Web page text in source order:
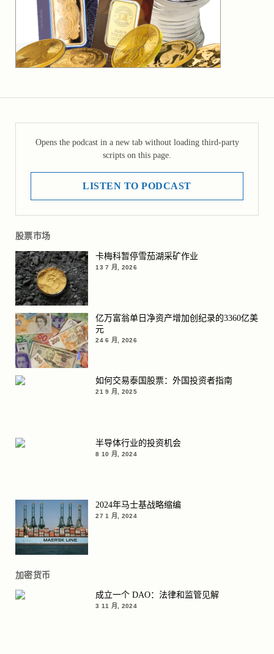
Opens the podcast in a new tab without loading third-party
scripts on this page.
LISTEN TO PODCAST
股票市场
卡梅科暂停雪茄湖采矿作业
13 7 月, 2026
亿万富翁单日净资产增加创纪录的3360亿美
元
24 6 月, 2026
如何交易泰国股票：外国投资者指南
21 9 月, 2025
半导体行业的投资机会
8 10 月, 2024
2024年马士基战略缩编
27 1 月, 2024
加密货币
成立一个 DAO：法律和监管见解
3 11 月, 2024